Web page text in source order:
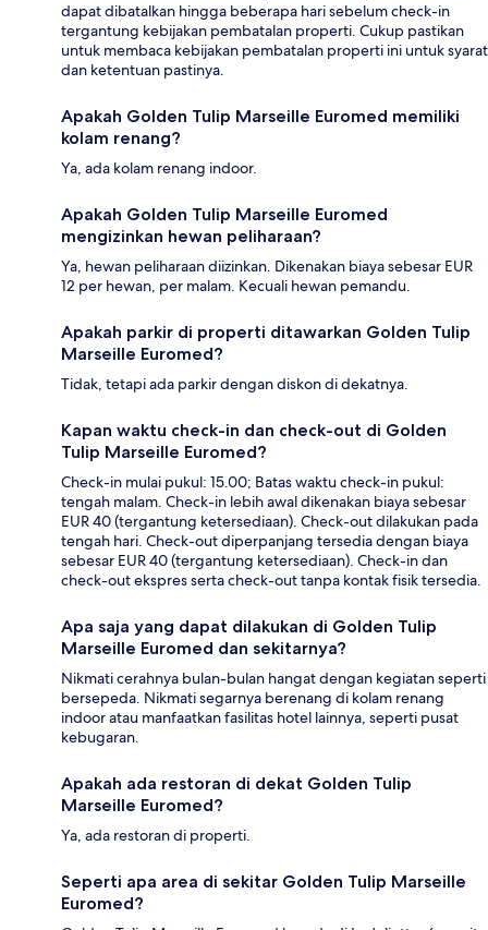
dapat dibatalkan hingga beberapa hari sebelum check-in
tergantung kebijakan pembatalan properti. Cukup pastikan
untuk membaca kebijakan pembatalan properti ini untuk syarat
dan ketentuan pastinya.
Apakah Golden Tulip Marseille Euromed memiliki
kolam renang?
Ya, ada kolam renang indoor.
Apakah Golden Tulip Marseille Euromed
mengizinkan hewan peliharaan?
Ya, hewan peliharaan diizinkan. Dikenakan biaya sebesar EUR
12 per hewan, per malam. Kecuali hewan pemandu.
Apakah parkir di properti ditawarkan Golden Tulip
Marseille Euromed?
Tidak, tetapi ada parkir dengan diskon di dekatnya.
Kapan waktu check-in dan check-out di Golden
Tulip Marseille Euromed?
Check-in mulai pukul: 15.00; Batas waktu check-in pukul:
tengah malam. Check-in lebih awal dikenakan biaya sebesar
EUR 40 (tergantung ketersediaan). Check-out dilakukan pada
tengah hari. Check-out diperpanjang tersedia dengan biaya
sebesar EUR 40 (tergantung ketersediaan). Check-in dan
check-out ekspres serta check-out tanpa kontak fisik tersedia.
Apa saja yang dapat dilakukan di Golden Tulip
Marseille Euromed dan sekitarnya?
Nikmati cerahnya bulan-bulan hangat dengan kegiatan seperti
bersepeda. Nikmati segarnya berenang di kolam renang
indoor atau manfaatkan fasilitas hotel lainnya, seperti pusat
kebugaran.
Apakah ada restoran di dekat Golden Tulip
Marseille Euromed?
Ya, ada restoran di properti.
Seperti apa area di sekitar Golden Tulip Marseille
Euromed?